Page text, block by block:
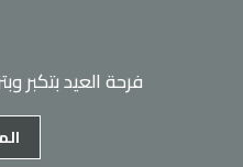
فرحة العيد بتكبر